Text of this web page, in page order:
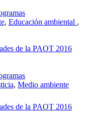
, Educación ambiental ,
de la PAOT 2016
, Medio ambiente
de la PAOT 2016